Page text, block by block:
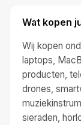
Wat kopen
Wij kopen
laptops,
producten,
drones,
sieraden,